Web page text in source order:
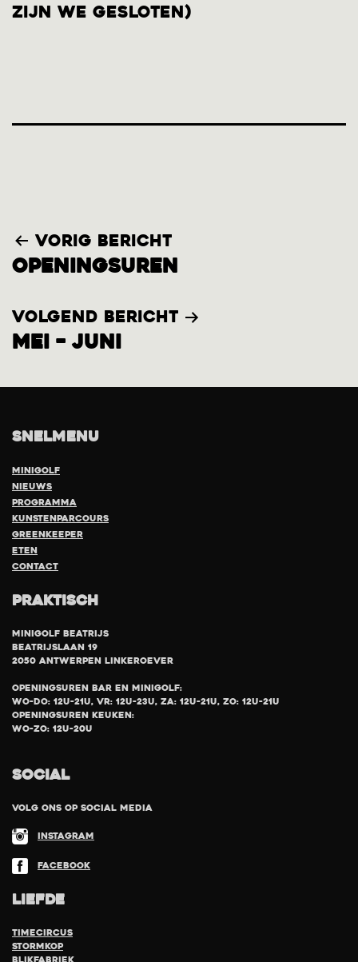
zijn we gesloten)
Bericht
navigatie
Vorig bericht
Openingsuren
Volgend bericht
Mei – Juni
Snelmenu
Minigolf
Nieuws
Programma
Kunstenparcours
Greenkeeper
eten
Contact
Praktisch
Minigolf Beatrijs
Beatrijslaan 19
2050 Antwerpen Linkeroever
Openingsuren bar en minigolf:
Wo-Do: 12u-21u, Vr: 12u-23u, Za: 12u-21u, Zo: 12u-21u
Openingsuren keuken:
Wo-Zo: 12u-20u
SOCIAL
Volg ons op social media
Instagram
Facebook
LIEFDE
TimeCircus
Stormkop